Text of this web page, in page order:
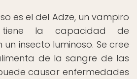
es el del Adze, un vampiro
la capacidad de
insecto luminoso. Se cree
de la sangre de las
causar enfermedades